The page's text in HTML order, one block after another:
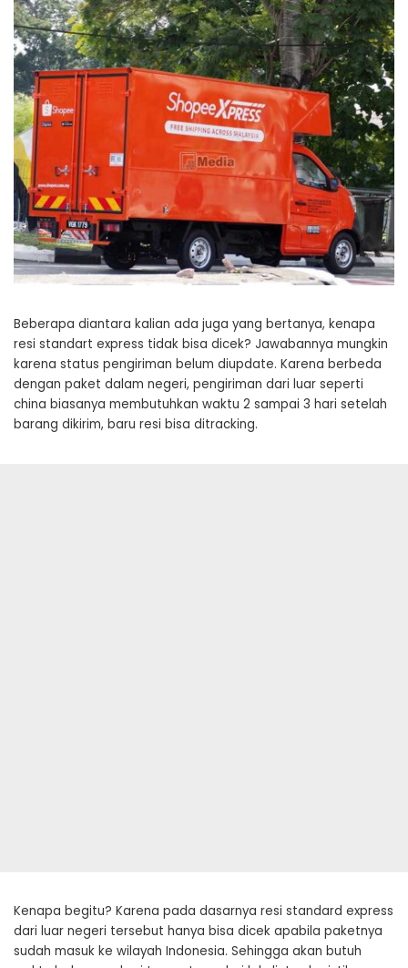
Beberapa diantara kalian ada juga yang bertanya, kenapa
resi standart express tidak bisa dicek? Jawabannya mungkin
karena status pengiriman belum diupdate. Karena berbeda
dengan paket dalam negeri, pengiriman dari luar seperti
china biasanya membutuhkan waktu 2 sampai 3 hari setelah
barang dikirim, baru resi bisa ditracking.
Kenapa begitu? Karena pada dasarnya resi standard express
dari luar negeri tersebut hanya bisa dicek apabila paketnya
sudah masuk ke wilayah Indonesia. Sehingga akan butuh